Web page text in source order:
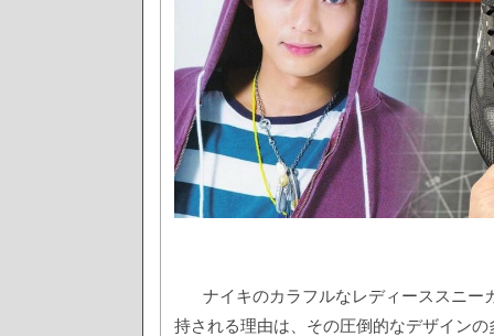
ナイキのカラフルなレディーススニー
持される理由は、その圧倒的なデザイン